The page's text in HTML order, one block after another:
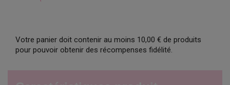
Votre panier doit contenir au moins 10,00 € de produits
pour pouvoir obtenir des récompenses fidélité.